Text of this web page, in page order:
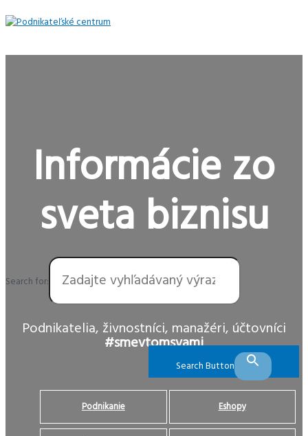
Preskočiť
na
Menu
Informácie zo
sveta biznisu
Search for:
Search Button
Podnikatelia, živnostníci, manažéri, účtovníci
#smevtomsvami
Podnikanie Eshopy